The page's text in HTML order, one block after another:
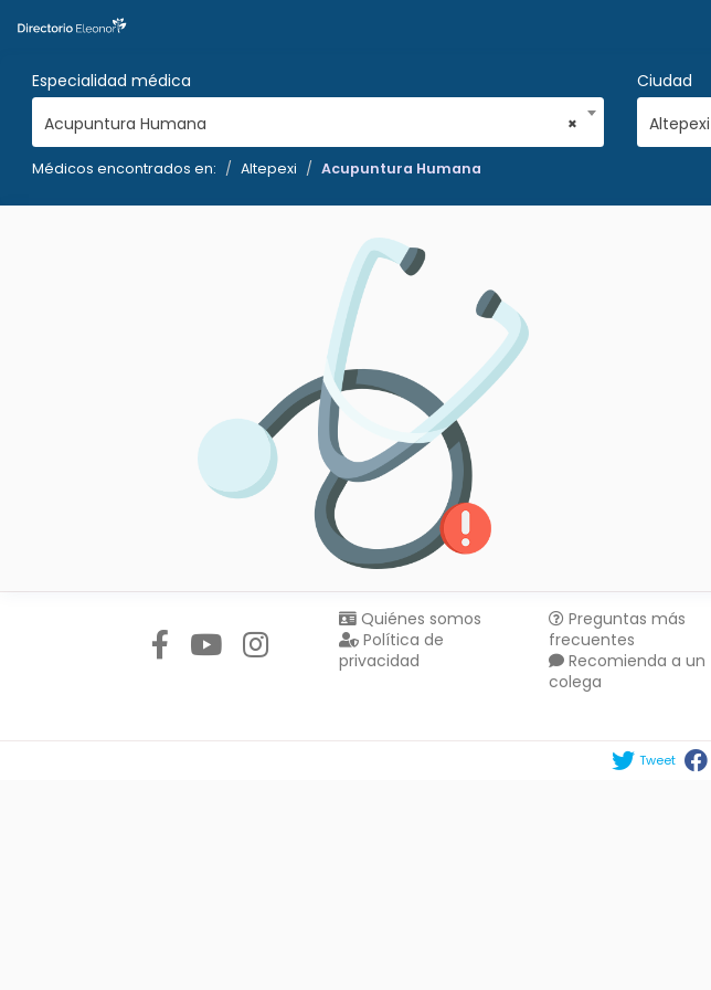
Especialidad médica
×
Acupuntura Humana
Ciudad
Altepexi
Médicos encontrados en: Altepexi Acupuntura Humana
Quiénes somos
Política de
privacidad
Preguntas más
frecuentes
Recomienda a un
colega
Tweet